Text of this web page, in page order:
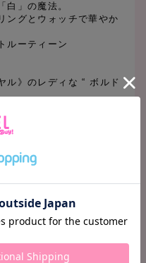
」の魔法。
グとウォッチで華やか
ルーティーン
》のレディな “ ボルド
プ・マスト・ゴー・オ
洒落 T シャツ。